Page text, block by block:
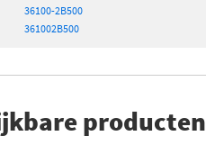
36100-2B500
361002B500
producten